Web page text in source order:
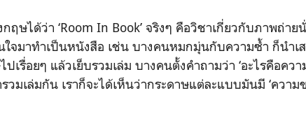
ฤษได้ว่า ‘Room In Book’ จริงๆ คือวิชาเกี่ยวกับภาพถ่า
นใจมาทำเป็นหนังสือ เช่น บางคนหมกมุ่นกับความซ้ำ ก็นำ
รื่อยๆ แล้วเย็บรวมเล่ม บางคนตั้งคำถามว่า ‘อะไรคือควา
มเล่มกัน เราก็จะได้เห็นว่ากระดาษแต่ละแบบมันมี ‘ความ